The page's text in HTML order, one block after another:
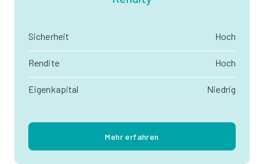
Sicherheit Hoch
Rendite Hoch
Eigenkapital Niedrig
Mehr erfahren